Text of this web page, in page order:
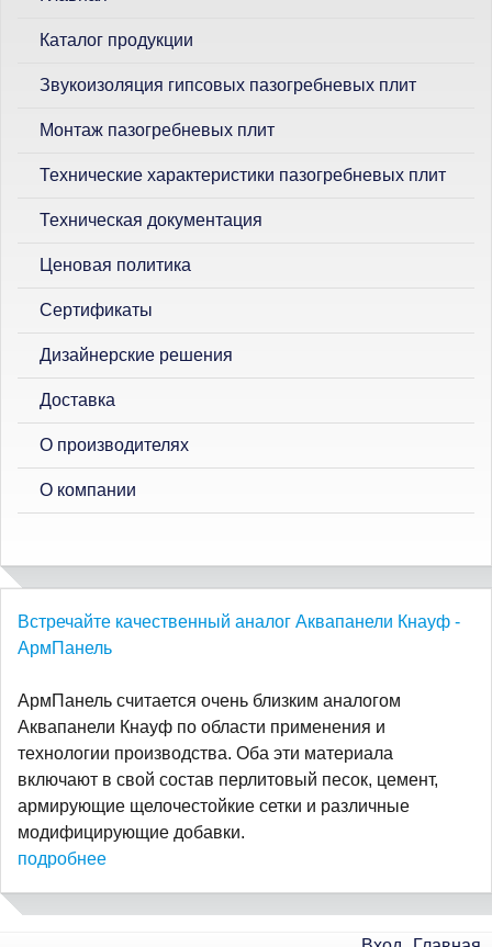
Каталог продукции
Звукоизоляция гипсовых пазогребневых плит
Монтаж пазогребневых плит
Технические характеристики пазогребневых плит
Техническая документация
Ценовая политика
Сертификаты
Дизайнерские решения
Доставка
О производителях
О компании
Встречайте качественный аналог Аквапанели Кнауф -
АрмПанель
АрмПанель считается очень близким аналогом
Аквапанели Кнауф по области применения и
технологии производства. Оба эти материала
включают в свой состав перлитовый песок, цемент,
армирующие щелочестойкие сетки и различные
модифицирующие добавки.
подробнее